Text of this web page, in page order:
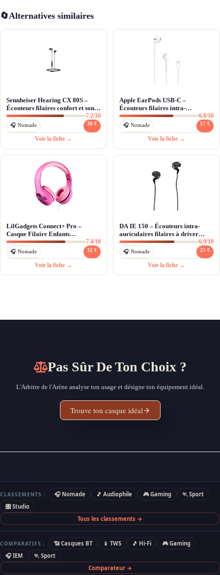
🔄Alternatives similaires
Sennheiser Hearing CX 80S –
Écouteurs filaires confort et son
équilibré
7.2/10
🎧 Nomade 30 €
Voir la fiche →
Apple EarPods USB-C –
Écouteurs filaires intra-
auriculaires pour iPhone 15 et
USB-C
6.8/10
🎧 Nomade 17 €
Voir la fiche →
LilGadgets Connect+ Pro –
Casque Filaire Enfants
SharePort™ et Durabilité
Exceptionnelle
7.4/10
🎧 Nomade 32 €
Voir la fiche →
DA IE 150 – Écouteurs intra-
auriculaires filaires à driver
dynamique
6.9/10
🎧 Nomade 25 €
Voir la fiche →
Pas Sûr De Ton Choix ?
L'Arbitre de l'Arène analyse ton usage et désigne ton équipement idéal.
Trouve ton casque idéal
CLASSEMENTS : 🎧 Nomade 🎵 Audiophile 🎮 Gaming
🏃 Sport
🎛 Studio
Tous les classements →
COMPARATIFS : 📶 Casques BT 📱 TWS 🎵 Hi-Fi
🎮 Gaming
🎧 IEM
🏃 Sport
Comparateur →